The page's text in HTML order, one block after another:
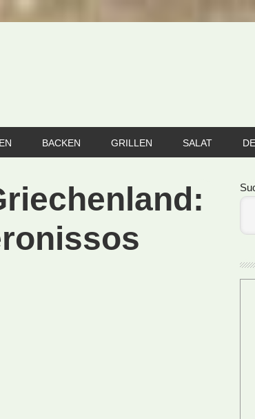
BACKEN GRILLEN SALAT